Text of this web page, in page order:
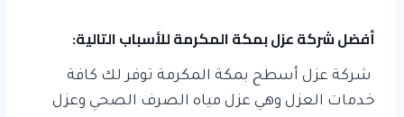
أفضل شركة عزل بمكة المكرمة للأسباب التالية:
شركة عزل أسطح بمكة المكرمة توفر لك كافة
خدمات العزل وهي عزل مياه الصرف الصحي وعزل